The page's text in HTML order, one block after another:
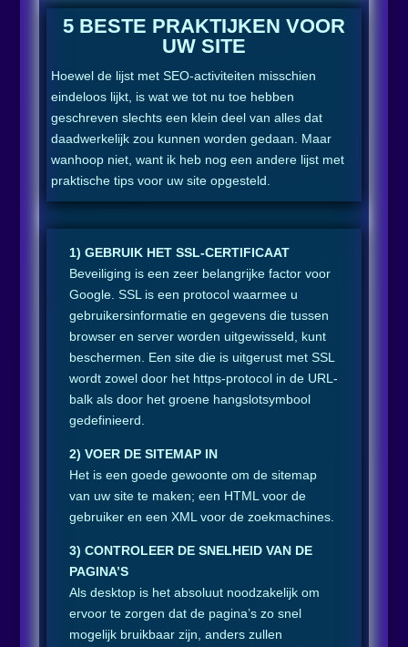
5 BESTE PRAKTIJKEN VOOR
UW SITE
Hoewel de lijst met SEO-activiteiten misschien
eindeloos lijkt, is wat we tot nu toe hebben
geschreven slechts een klein deel van alles dat
daadwerkelijk zou kunnen worden gedaan. Maar
wanhoop niet, want ik heb nog een andere lijst met
praktische tips voor uw site opgesteld.
1) GEBRUIK HET SSL-CERTIFICAAT
Beveiliging is een zeer belangrijke factor voor
Google. SSL is een protocol waarmee u
gebruikersinformatie en gegevens die tussen
browser en server worden uitgewisseld, kunt
beschermen. Een site die is uitgerust met SSL
wordt zowel door het https-protocol in de URL-
balk als door het groene hangslotsymbool
gedefinieerd.
2) VOER DE SITEMAP IN
Het is een goede gewoonte om de sitemap
van uw site te maken; een HTML voor de
gebruiker en een XML voor de zoekmachines.
3) CONTROLEER DE SNELHEID VAN DE
PAGINA’S
Als desktop is het absoluut noodzakelijk om
ervoor te zorgen dat de pagina’s zo snel
mogelijk bruikbaar zijn, anders zullen